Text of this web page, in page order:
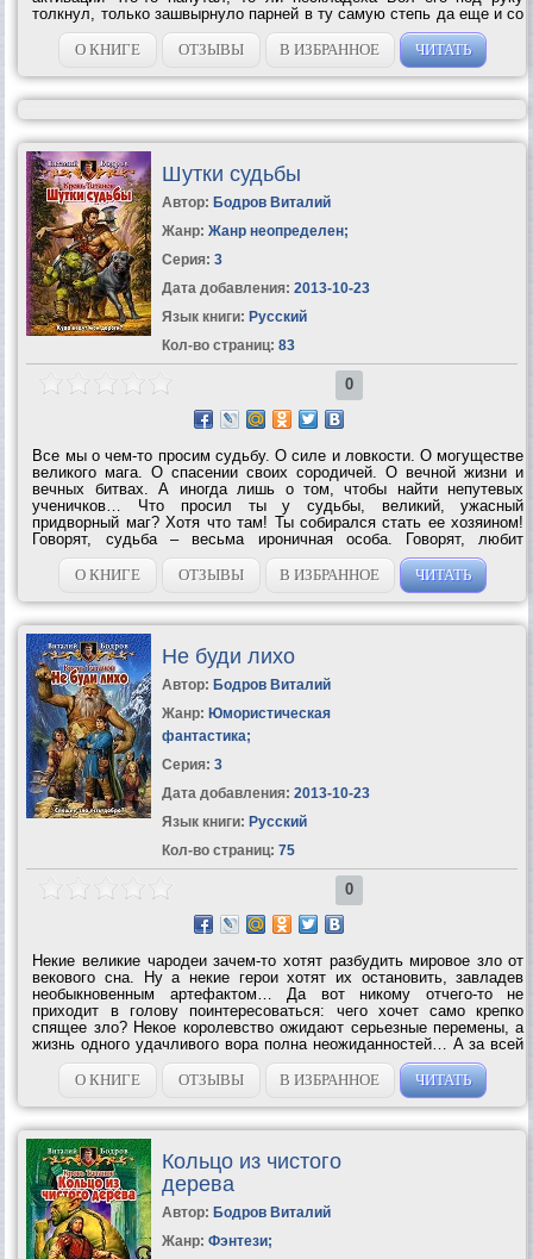
толкнул, только зашвырнуло парней в ту самую степь да еще и со
сдвигом во времени. Страхов натерпелись и приключений
накушались по...
О КНИГЕ ОТЗЫВЫ В ИЗБРАННОЕ ЧИТАТЬ
Шутки судьбы
Автор: Бодров Виталий
Жанр: Жанр неопределен;
Серия: 3
Дата добавления: 2013-10-23
Язык книги: Русский
Кол-во страниц: 83
0
Все мы о чем-то просим судьбу. О силе и ловкости. О могуществе
великого мага. О спасении своих сородичей. О вечной жизни и
вечных битвах. А иногда лишь о том, чтобы найти непутевых
ученичков… Что просил ты у судьбы, великий, ужасный
придворный маг? Хотя что там! Ты собирался стать ее хозяином!
Говорят, судьба – весьма ироничная особа. Говорят, любит
пошутить. Может, не...
О КНИГЕ
ОТЗЫВЫ В ИЗБРАННОЕ ЧИТАТЬ
Не буди лихо
Автор: Бодров Виталий
Жанр: Юмористическая
фантастика;
Серия: 3
Дата добавления: 2013-10-23
Язык книги: Русский
Кол-во страниц: 75
0
Некие великие чародеи зачем-то хотят разбудить мировое зло от
векового сна. Ну а некие герои хотят их остановить, завладев
необыкновенным артефактом… Да вот никому отчего-то не
приходит в голову поинтересоваться: чего хочет само крепко
спящее зло? Некое королевство ожидают серьезные перемены, а
жизнь одного удачливого вора полна неожиданностей… А за всей
этой неразберихой наблюдают некие не обделенные чувством
юмора...О КНИГЕ ОТЗЫВЫ В ИЗБРАННОЕ ЧИТАТЬ
Кольцо из чистого
дерева
Автор: Бодров Виталий
Жанр: Фэнтези;